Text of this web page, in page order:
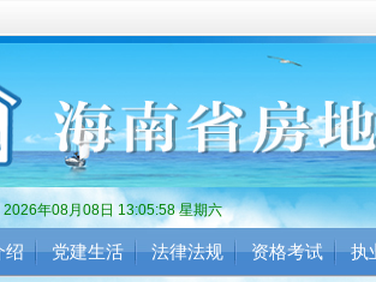
2026年08月08日 13:06:00 星期六
绍 党建生活 法律法规 资格考试 执